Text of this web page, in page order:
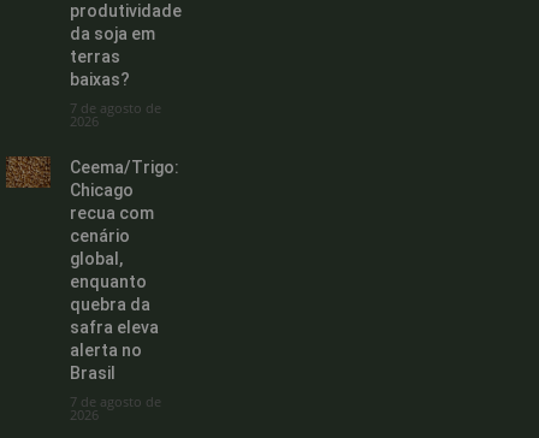
produtividade
da soja em
terras
baixas?
7 de agosto de
2026
Ceema/Trigo:
Chicago
recua com
cenário
global,
enquanto
quebra da
safra eleva
alerta no
Brasil
7 de agosto de
2026